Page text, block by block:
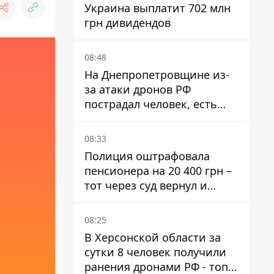
Украина выплатит 702 млн
грн дивидендов
08:48
На Днепропетровщине из-
за атаки дронов РФ
пострадал человек, есть
пожары и повреждения
08:33
Полиция оштрафовала
пенсионера на 20 400 грн –
тот через суд вернул и
деньги, и получил 3 тыс.
грн морального вреда
08:25
В Херсонской области за
сутки 8 человек получили
ранения дронами РФ - топ